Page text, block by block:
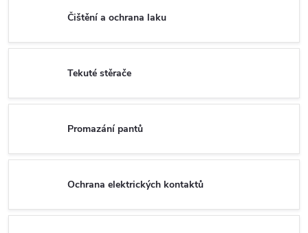
Čištění a ochrana laku
Tekuté stěrače
Promazání pantů
Ochrana elektrických kontaktů